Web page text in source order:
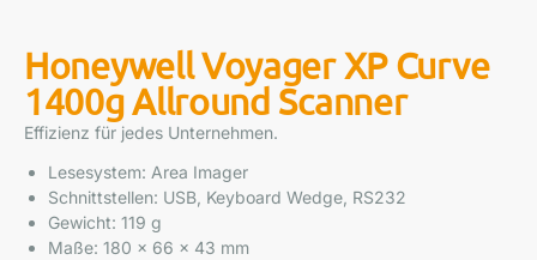
Honeywell Voyager XP Curve
1400g Allround Scanner
Effizienz für jedes Unternehmen.
Lesesystem: Area Imager
Schnittstellen: USB, Keyboard Wedge, RS232
Gewicht: 119 g
Maße: 180 x 66 x 43 mm